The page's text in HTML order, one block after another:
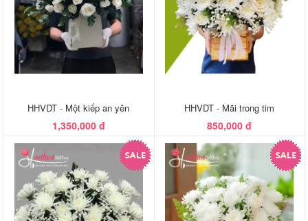
HHVDT - Một kiếp an yên
1,350,000 đ
HHVDT - Mãi trong tim
850,000 đ